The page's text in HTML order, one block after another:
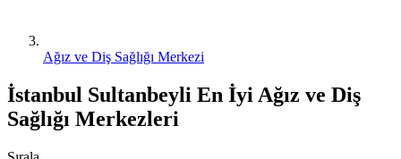
Ağız ve Diş Sağlığı Merkezi
İstanbul Sultanbeyli En İyi Ağız ve Diş
Sağlığı Merkezleri